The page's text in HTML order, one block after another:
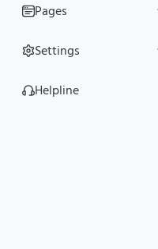
Pages
Settings
Helpline